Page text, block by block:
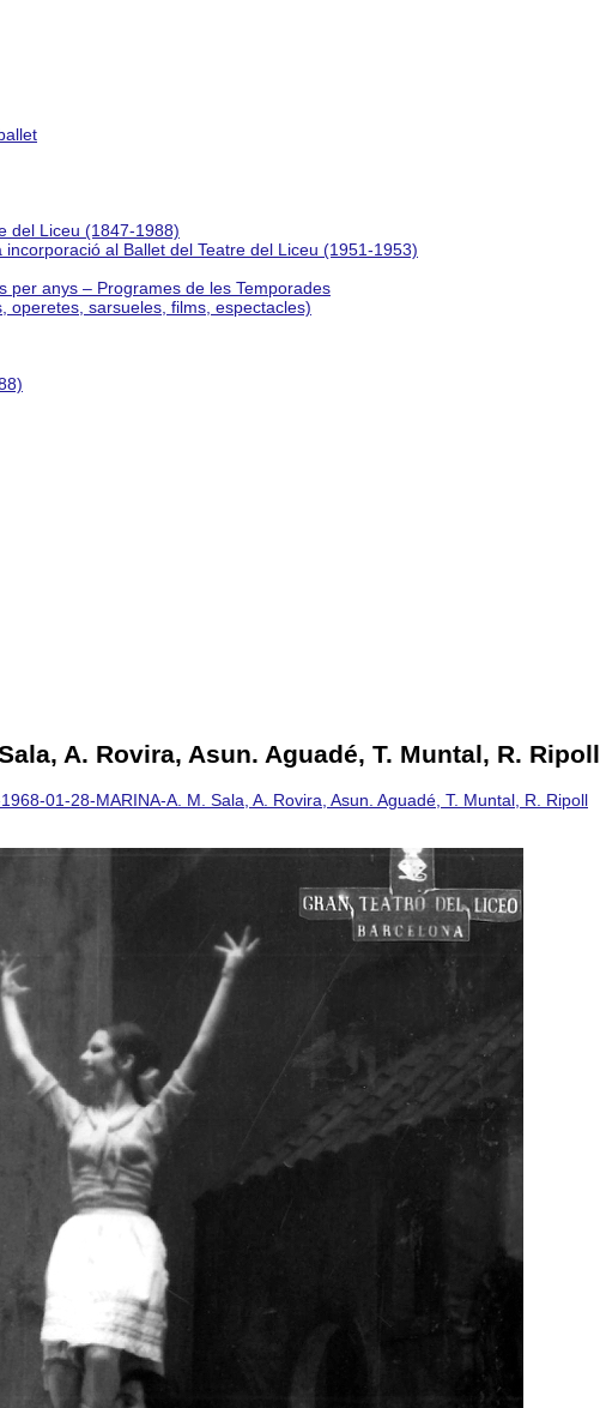
del Liceu (1847-1988)
al Ballet del Teatre del Liceu (1951-1953)
per anys – Programes de les Temporades
operetes, sarsueles, films, espectacles)
A. Rovira, Asun. Aguadé, T. Muntal, R. Ripoll
01-28-MARINA-A. M. Sala, A. Rovira, Asun. Aguadé, T. Muntal, R. Ripoll